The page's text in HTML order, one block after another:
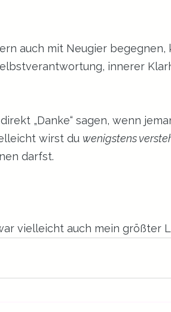
auch mit Neugier begegnen,
innerer
„Danke“ sagen, wenn
wirst du wenigstens
darfst.
vielleicht auch mein größter